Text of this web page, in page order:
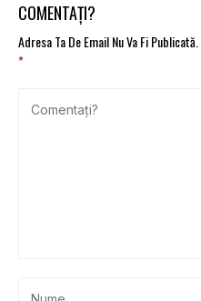
platforma Hub MAI
COMENTAȚI?
Adresa Ta De Email Nu Va Fi Publicată.
*